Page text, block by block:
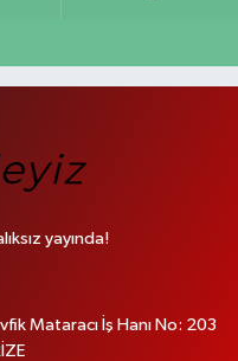
yayında!
Mataracı İş Hanı No: 203